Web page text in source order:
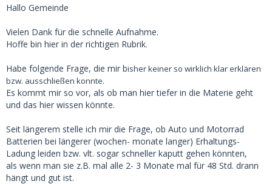
Hallo Gemeinde
Vielen Dank für die schnelle Aufnahme.
Hoffe bin hier in der richtigen Rubrik.
Habe folgende Frage, die mir bisher keiner so wirklich klar erklären
bzw. ausschließen konnte.
Es kommt mir so vor, als ob man hier tiefer in die Materie geht
und das hier wissen könnte.
Seit längerem stelle ich mir die Frage, ob Auto und Motorrad
Batterien bei längerer (wochen- monate langer) Erhaltungs-
Ladung leiden bzw. vlt. sogar schneller kaputt gehen könnten,
als wenn man sie z.B. mal alle 2- 3 Monate mal für 48 Std. drann
hängt und gut ist.